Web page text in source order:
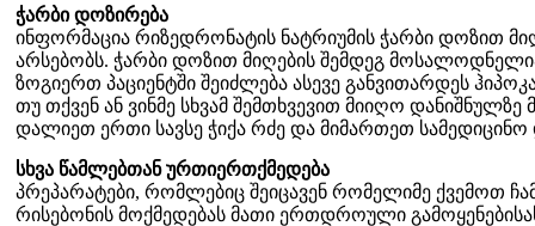
ჭარბი დოზირება
ინფორმაცია რიზედრონატის ნატრიუმის ჭარბი დოზით
არსებობს. ჭარბი დოზით მიღების შემდეგ
ზოგიერთ პაციენტში შეიძლება ასევე განვითარდეს
თუ თქვენ ან ვინმე სხვამ შემთხვევით მიიღო
დალიეთ ერთი სავსე ჭიქა რძე და მიმართეთ სამედიცინო
სხვა წამლებთან ურთიერთქმედება
პრეპარატები, რომლებიც შეიცავენ რომელიმე ქვემოთ
რისებონის მოქმედებას მათი ერთდროული